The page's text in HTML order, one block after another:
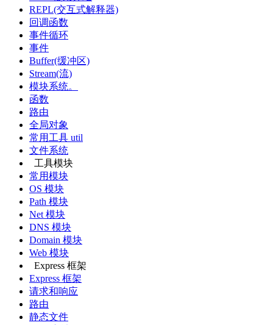
REPL(交互式解释器)
回调函数
事件循环
事件
Buffer(缓冲区)
Stream(流)
模块系统。
函数
路由
全局对象
常用工具 util
文件系统
工具模块
常用模块
OS 模块
Path 模块
Net 模块
DNS 模块
Domain 模块
Web 模块
Express 框架
Express 框架
请求和响应
路由
静态文件